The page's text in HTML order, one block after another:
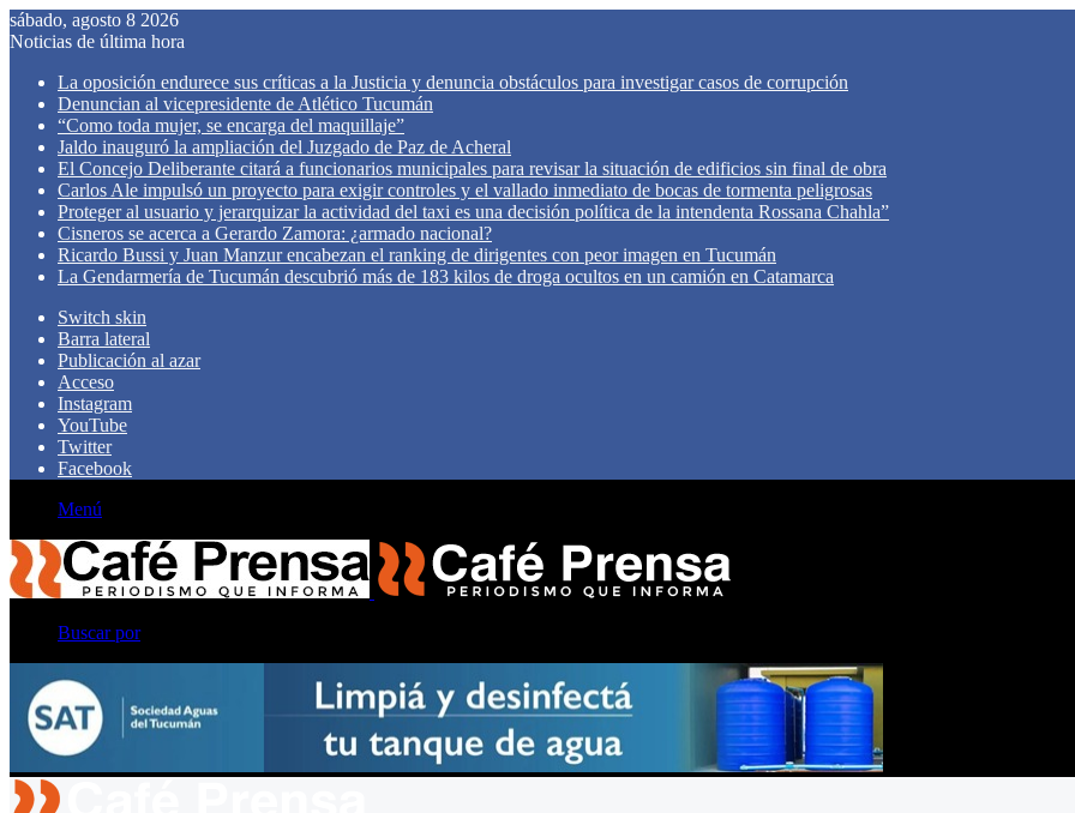
sábado, agosto 8 2026
Noticias de última hora
La oposición endurece sus críticas a la Justicia y denuncia obstáculos para investigar casos de corrupción
Denuncian al vicepresidente de Atlético Tucumán
“Como toda mujer, se encarga del maquillaje”
Jaldo inauguró la ampliación del Juzgado de Paz de Acheral
El Concejo Deliberante citará a funcionarios municipales para revisar la situación de edificios sin final de obra
Carlos Ale impulsó un proyecto para exigir controles y el vallado inmediato de bocas de tormenta peligrosas
Proteger al usuario y jerarquizar la actividad del taxi es una decisión política de la intendenta Rossana Chahla”
Cisneros se acerca a Gerardo Zamora: ¿armado nacional?
Ricardo Bussi y Juan Manzur encabezan el ranking de dirigentes con peor imagen en Tucumán
La Gendarmería de Tucumán descubrió más de 183 kilos de droga ocultos en un camión en Catamarca
Switch skin
Barra lateral
Publicación al azar
Acceso
Instagram
YouTube
Twitter
Facebook
Menú
Buscar por